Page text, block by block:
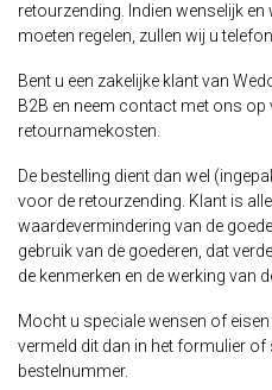
retourzending. Indien wenselijk
moeten regelen, zullen wij u
Bent u een zakelijke klant van
B2B en neem contact met ons
retournamekosten.
De bestelling dient dan wel
voor de retourzending. Klant is
waardevermindering van de
gebruik van de goederen, dat
de kenmerken en de werking van
Mocht u speciale wensen of eisen
vermeld dit dan in het formulier of
bestelnummer.